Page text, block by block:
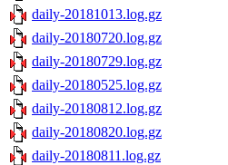
daily-20181013.log.gz
daily-20180720.log.gz
daily-20180729.log.gz
daily-20180525.log.gz
daily-20180812.log.gz
daily-20180820.log.gz
daily-20180811.log.gz